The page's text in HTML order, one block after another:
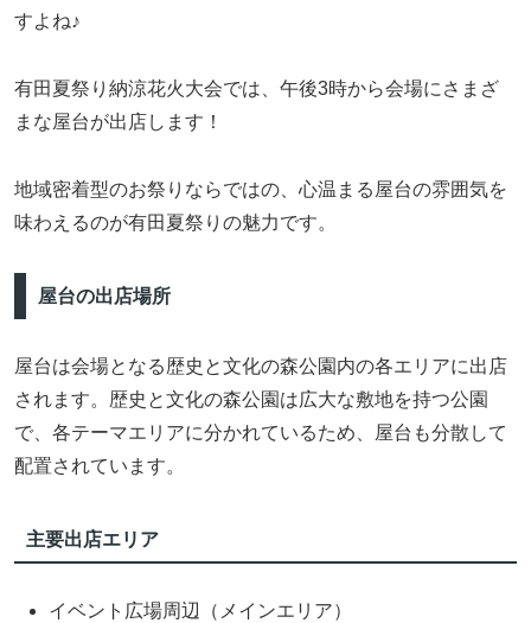
すよね♪
有田夏祭り納涼花火大会では、午後3時から会場にさまざ
まな屋台が出店します！
地域密着型のお祭りならではの、心温まる屋台の雰囲気を
味わえるのが有田夏祭りの魅力です。
屋台の出店場所
屋台は会場となる歴史と文化の森公園内の各エリアに出店
されます。歴史と文化の森公園は広大な敷地を持つ公園
で、各テーマエリアに分かれているため、屋台も分散して
配置されています。
主要出店エリア
イベント広場周辺（メインエリア）